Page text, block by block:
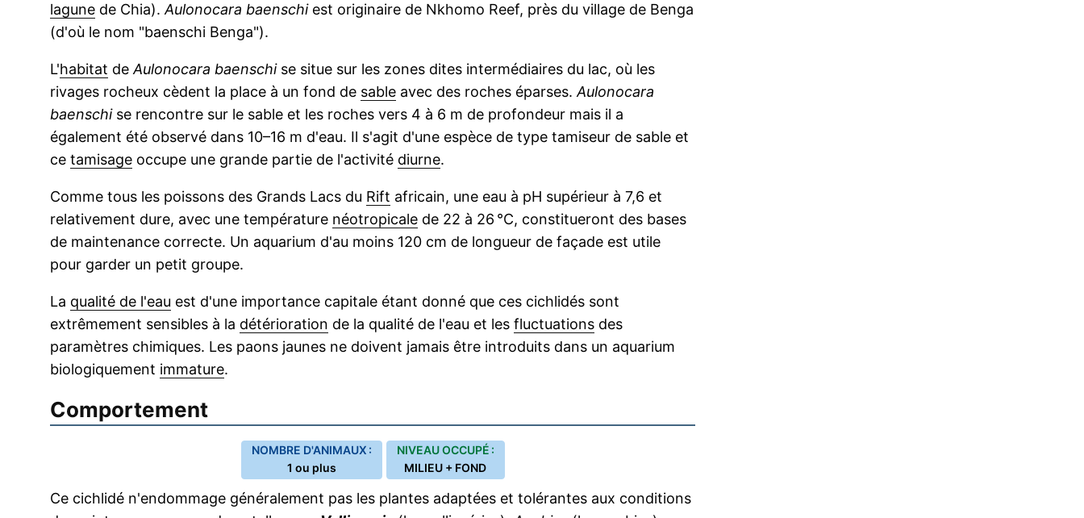
lagune de Chia). Aulonocara baenschiest originaire de Nkhomo Reef, près du village de Benga
(d'où le nom "baenschi Benga").
L'habitat de Aulonocara baenschise situe sur les zones dites intermédiaires du lac, où les
rivages rocheux cèdent la place à un fond de sable avec des roches éparses. Aulonocara
baenschise rencontre sur le sable et les roches vers 4 à 6 m de profondeur mais il a
également été observé dans 10–16 m d'eau. Il s'agit d'une espèce de type tamiseur de sable et
ce tamisage occupe une grande partie de l'activité diurne.
Comme tous les poissons des Grands Lacs du Rift africain, une eau à pH supérieur à 7,6 et
relativement dure, avec une température néotropicale de 22 à 26 °C, constitueront des bases
de maintenance correcte. Un aquarium d'au moins 120 cm de longueur de façade est utile
pour garder un petit groupe.
La qualité de l'eau est d'une importance capitale étant donné que ces cichlidés sont
extrêmement sensibles à la détérioration de la qualité de l'eau et les fluctuations des
paramètres chimiques. Les paons jaunes ne doivent jamais être introduits dans un aquarium
biologiquement immature.
Comportement
NOMBRE D'ANIMAUX :
1 ou plus
NIVEAU OCCUPÉ :
MILIEU + FOND
Ce cichlidé n'endommage généralement pas les plantes adaptées et tolérantes aux conditions